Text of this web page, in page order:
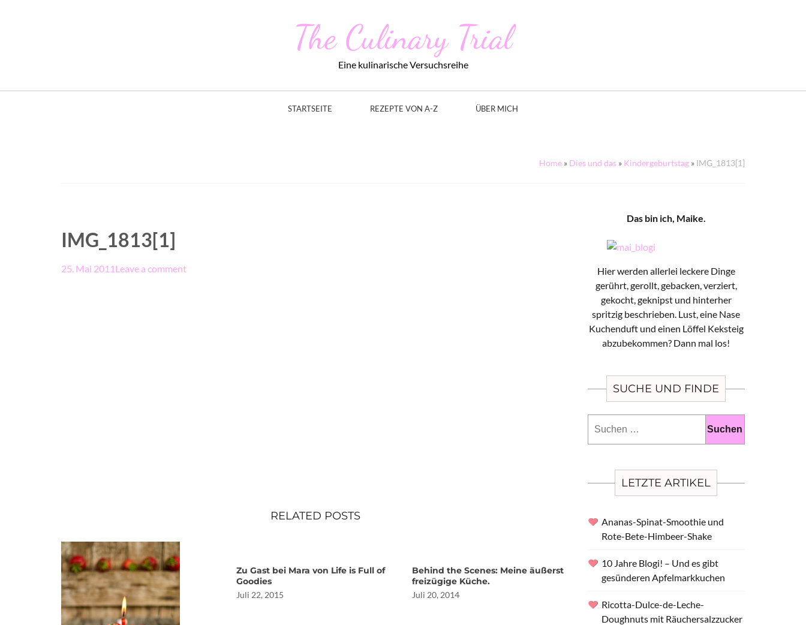
The Culinary Trial
Eine kulinarische Versuchsreihe
STARTSEITE REZEPTE VON A-Z ÜBER MICH
Home » Dies und das » Kindergeburtstag » IMG_1813[1]
IMG_1813[1]
25. Mai 2011 Leave a comment
RELATED POSTS
Zu Gast bei Mara von Life is Full of
Goodies
Juli 22, 2015
Behind the Scenes: Meine äußerst
freizügige Küche.
Juli 20, 2014
Das bin ich, Maike.
Hier werden allerlei leckere Dinge
gerührt, gerollt, gebacken, verziert,
gekocht, geknipst und hinterher
spritzig beschrieben. Lust, eine Nase
Kuchenduft und einen Löffel Keksteig
abzubekommen? Dann mal los!
SUCHE UND FINDE
nach:
LETZTE ARTIKEL
Ananas-Spinat-Smoothie und
Rote-Bete-Himbeer-Shake
10 Jahre Blogi! – Und es gibt
gesünderen Apfelmarkkuchen
Ricotta-Dulce-de-Leche-
Doughnuts mit Räuchersalzzucker